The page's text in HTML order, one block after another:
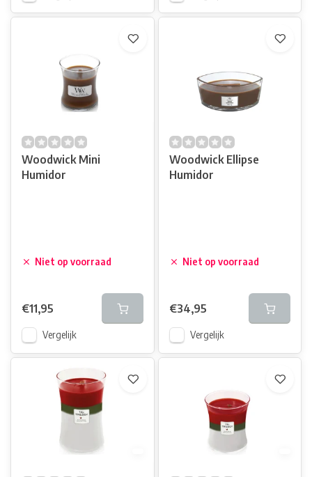
Woodwick Mini
Humidor
Niet op voorraad
€11,95
Vergelijk
Woodwick Ellipse
Humidor
Niet op voorraad
€34,95
Vergelijk